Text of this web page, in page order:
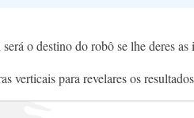
o destino do robô se lhe deres as
verticais para revelares os